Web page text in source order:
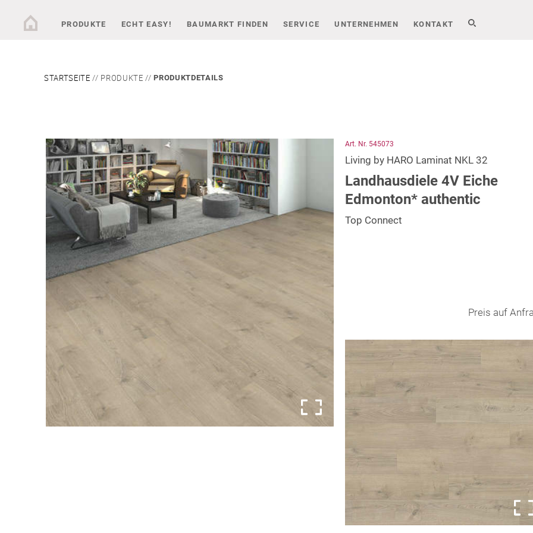
PRODUKTE ECHT EASY! BAUMARKT FINDEN SERVICE UNTERNEHMEN KONTAKT
STARTSEITE PRODUKTE PRODUKTDETAILS
Art. Nr. 545073
Living by HARO Laminat NKL 32
Landhausdiele 4V Eiche
Edmonton* authentic
Top Connect
Preis auf